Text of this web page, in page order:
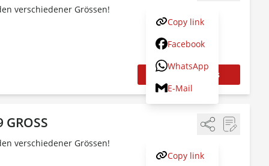
verschiedener Grössen!
Copy link
Facebook
WhatsApp
E-Mail
Produktdetails
verschiedener Grössen!
Copy link